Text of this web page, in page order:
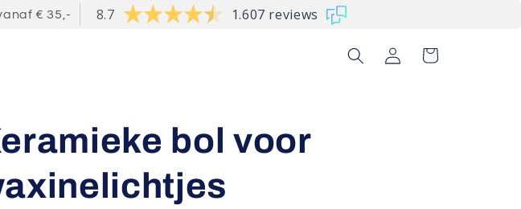
€ 35,- 8.7 1.607 reviews
InloggenWinkelwagen
bol voor